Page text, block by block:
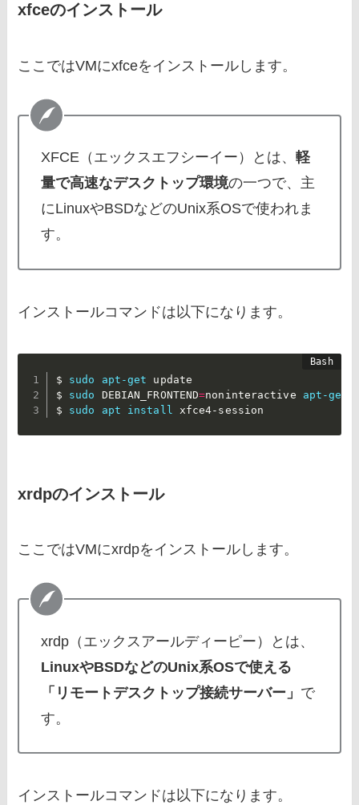
xfceのインストール
ここではVMにxfceをインストールします。
XFCE（エックスエフシーイー）とは、軽
量で高速なデスクトップ環境の一つで、主
にLinuxやBSDなどのUnix系OSで使われま
す。
インストールコマンドは以下になります。
$ sudo apt-get update
$ sudo DEBIAN_FRONTEND=noninteractive apt-get
$ sudo apt install xfce4-session
xrdpのインストール
ここではVMにxrdpをインストールします。
xrdp（エックスアールディーピー）とは、
LinuxやBSDなどのUnix系OSで使える
「リモートデスクトップ接続サーバー」 で
す。
インストールコマンドは以下になります。